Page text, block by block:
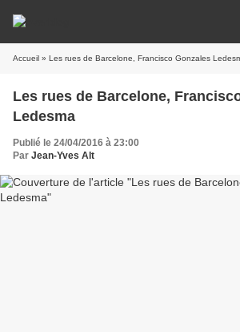
Accueil » Les rues de Barcelone, Francisco Gonzales
Les rues de Barcelone,
Ledesma
Publié le 24/04/2016 à 23:00
Par Jean-Yves Alt